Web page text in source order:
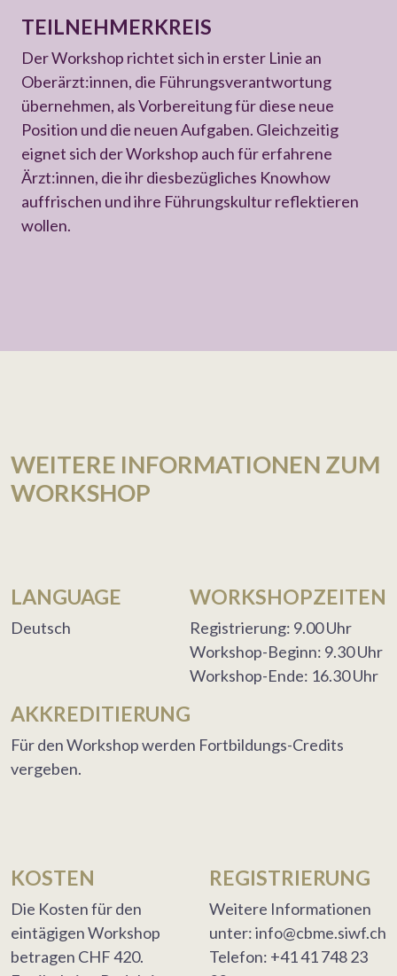
TEILNEHMERKREIS
Der Workshop richtet sich in erster Linie an
Oberärzt:innen, die Führungsverantwortung
übernehmen, als Vorbereitung für diese neue
Position und die neuen Aufgaben. Gleichzeitig
eignet sich der Workshop auch für erfahrene
Ärzt:innen, die ihr diesbezügliches Knowhow
auffrischen und ihre Führungskultur reflektieren
wollen.
WEITERE INFORMATIONEN ZUM
WORKSHOP
LANGUAGE
Deutsch
WORKSHOPZEITEN
Registrierung: 9.00 Uhr
Workshop-Beginn: 9.30 Uhr
Workshop-Ende: 16.30 Uhr
AKKREDITIERUNG
Für den Workshop werden Fortbildungs-Credits
vergeben.
KOSTEN
Die Kosten für den
eintägigen Workshop
betragen CHF 420.
REGISTRIERUNG
Weitere Informationen
unter: info@cbme.siwf.ch
Telefon: +41 41 748 23